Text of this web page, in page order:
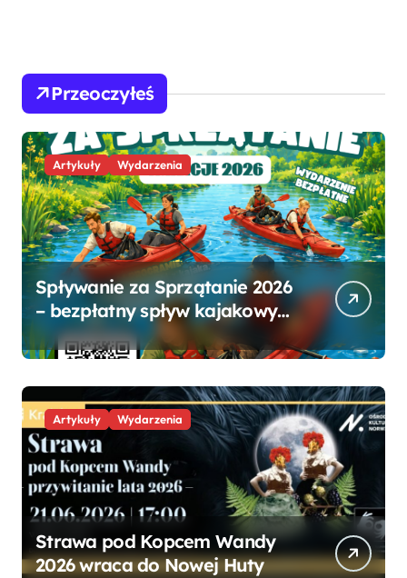
Przeoczyłeś
Artykuły Wydarzenia
Spływanie za Sprzątanie 2026
– bezpłatny spływ kajakowy
po Dłubni w Krakowie
Artykuły Wydarzenia
Strawa pod Kopcem Wandy
2026 wraca do Nowej Huty